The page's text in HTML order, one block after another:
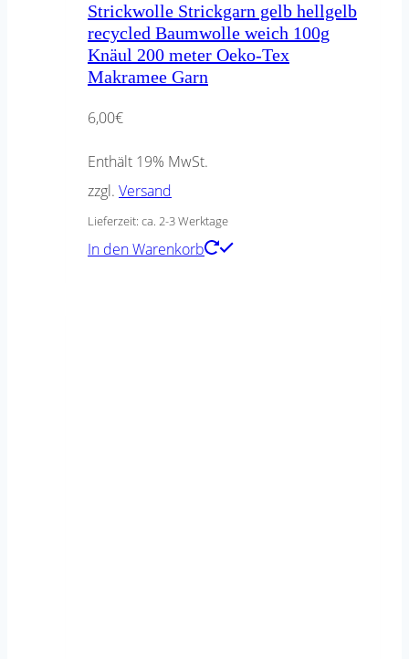
Strickwolle Strickgarn gelb hellgelb
recycled Baumwolle weich 100g
Knäul 200 meter Oeko-Tex
Makramee Garn
6,00€
Enthält 19% MwSt.
zzgl. Versand
Lieferzeit: ca. 2-3 Werktage
In den Warenkorb